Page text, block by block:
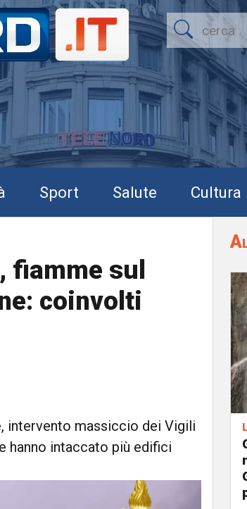
Sport Salute Cultura
fiamme sul
coinvolti
intervento massiccio dei Vigili
hanno intaccato più edifici